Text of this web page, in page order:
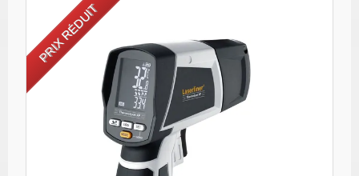
NOS PROMOTIONS
PRÉVENTION COVID-19
CONTACT
PRIX RÉDUIT